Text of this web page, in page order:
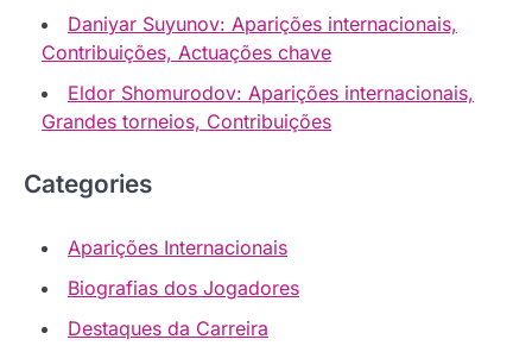
Daniyar Suyunov: Aparições internacionais,
Contribuições, Actuações chave
Eldor Shomurodov: Aparições internacionais,
Grandes torneios, Contribuições
Categories
Aparições Internacionais
Biografias dos Jogadores
Destaques da Carreira